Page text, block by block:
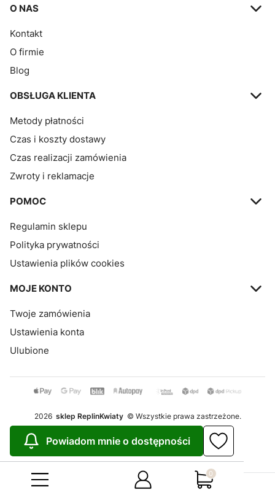
Linki w stopce
O NAS
Kontakt
O firmie
Blog
OBSŁUGA KLIENTA
Metody płatności
Czas i koszty dostawy
Czas realizacji zamówienia
Zwroty i reklamacje
POMOC
Regulamin sklepu
Polityka prywatności
Ustawienia plików cookies
MOJE KONTO
Twoje zamówienia
Ustawienia konta
Ulubione
2026 sklep ReplinKwiaty © Wszystkie prawa zastrzeżone.
Sklep internetowy
Powiadom mnie o dostępności
Produkty w